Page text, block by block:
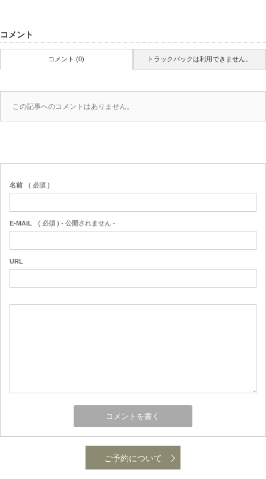
コメント
コメント (0) トラックバックは利用できません。
この記事へのコメントはありません。
名前 ( 必須 )
E-MAIL ( 必須 ) - 公開されません -
URL
ご予約について